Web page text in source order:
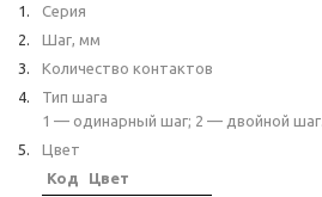
Серия
Шаг, мм
Количество контактов
Тип шага
1 — одинарный шаг; 2 — двойной шаг.
Цвет
Код
Цвет